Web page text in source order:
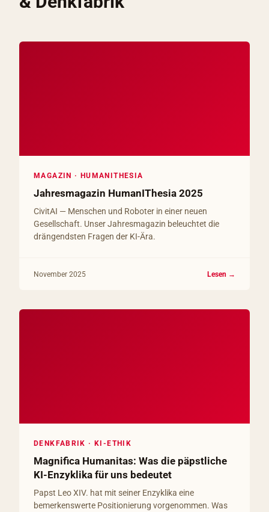
MAGAZIN · HUMANITHESIA
Jahresmagazin HumanIThesia 2025
CivitAI — Menschen und Roboter in einer neuen
Gesellschaft. Unser Jahresmagazin beleuchtet die
drängendsten Fragen der KI-Ära.
November 2025 Lesen →
DENKFABRIK · KI-ETHIK
Magnifica Humanitas: Was die päpstliche
KI-Enzyklika für uns bedeutet
Papst Leo XIV. hat mit seiner Enzyklika eine
bemerkenswerte Positionierung vorgenommen. Was